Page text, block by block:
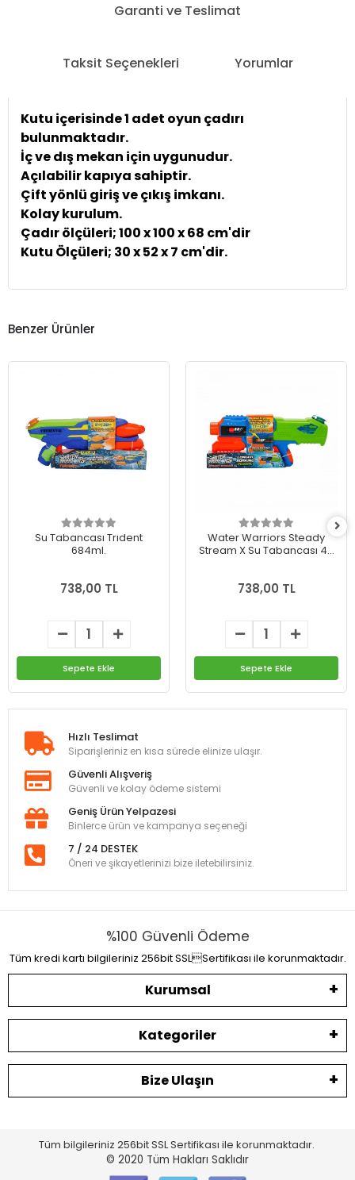
Garanti ve Teslimat
Taksit Seçenekleri Yorumlar
Kutu içerisinde 1 adet oyun çadırı
bulunmaktadır.
İç ve dış mekan için uygunudur.
Açılabilir kapıya sahiptir.
Çift yönlü giriş ve çıkış imkanı.
Kolay kurulum.
Çadır ölçüleri; 100 x 100 x 68 cm'dir
Kutu Ölçüleri; 30 x 52 x 7 cm'dir.
Benzer Ürünler
Su Tabancası Trıdent
684ml.
738,00 TL
Sepete Ekle
Water Warriors Steady
Stream X Su Tabancası 44
738,00 TL
Sepete Ekle
Hızlı Teslimat
Siparişleriniz en kısa sürede elinize ulaşır.
Güvenli Alışveriş
Güvenli ve kolay ödeme sistemi
Geniş Ürün Yelpazesi
Binlerce ürün ve kampanya seçeneği
7 / 24 DESTEK
Öneri ve şikayetlerinizi bize iletebilirsiniz.
%100 Güvenli Ödeme
Tüm kredi kartı bilgileriniz 256bit SSLSertifikası ile korunmaktadır.
Kurumsal
Kategoriler
Bize Ulaşın
Tüm bilgileriniz 256bit SSL Sertifikası ile korunmaktadır.
© 2020 Tüm Hakları Saklıdır